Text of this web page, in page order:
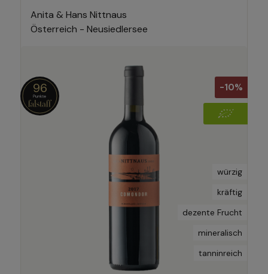
Anita & Hans Nittnaus
Österreich - Neusiedlersee
-10%
96
würzig
kräftig
dezente Frucht
mineralisch
tanninreich